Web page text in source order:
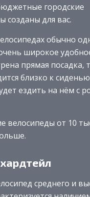
городские
созданы для вас.
обычно
широкое
прямая посадка,
близко к
ездить на нём с
велосипеды от 10
среднего и